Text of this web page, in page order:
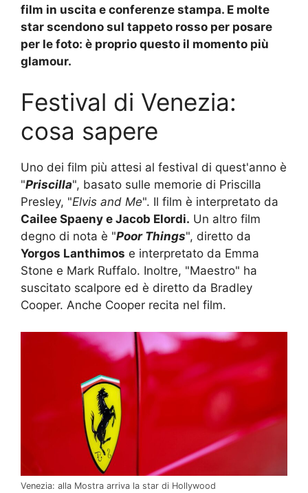
film in uscita e conferenze stampa. E molte
star scendono sul tappeto rosso per posare
per le foto: è proprio questo il momento più
glamour.
Festival di Venezia:
cosa sapere
Uno dei film più attesi al festival di quest'anno è
"Priscilla", basato sulle memorie di Priscilla
Presley, "Elvis and Me". Il film è interpretato da
Cailee Spaeny e Jacob Elordi. Un altro film
degno di nota è "Poor Things", diretto da
Yorgos Lanthimos e interpretato da Emma
Stone e Mark Ruffalo. Inoltre, "Maestro" ha
suscitato scalpore ed è diretto da Bradley
Cooper. Anche Cooper recita nel film.
Venezia: alla Mostra arriva la star di Hollywood